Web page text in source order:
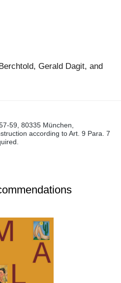
Gerald Dagit, and
59, 80335 München,
according to Art. 9 Para. 7